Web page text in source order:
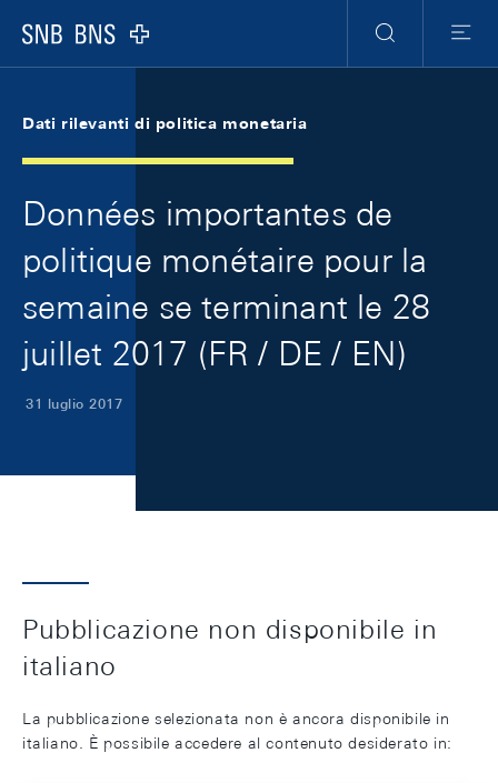
Logo
Ricerca
Menu
Dati rilevanti di politica monetaria
Données importantes de
politique monétaire pour la
semaine se terminant le 28
juillet 2017 (FR / DE / EN)
31 luglio 2017
Pubblicazione non disponibile in
italiano
La pubblicazione selezionata non è ancora disponibile in
italiano. È possibile accedere al contenuto desiderato in: